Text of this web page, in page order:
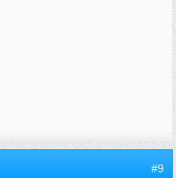
#9